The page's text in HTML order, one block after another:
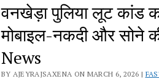
वनखेड़ा पुलिया लूट कांड
मोबाइल-नकदी और सोने
News
BY AJEYRAJSAXENA ON MARCH 6, 2026 |